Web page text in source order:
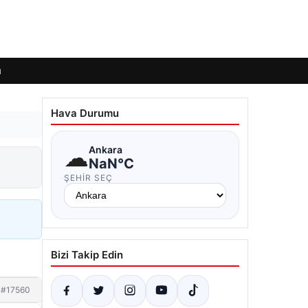
#17560
Hava Durumu
☁Ankara
NaN°C
ŞEHIR SEÇ
Bizi Takip Edin